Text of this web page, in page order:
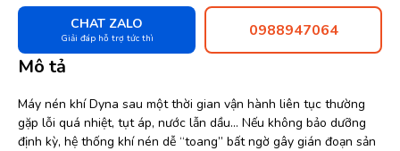
CHAT ZALO
Giải đáp hỗ trợ tức thì 0988947064
Mô tả
Máy nén khí Dyna sau một thời gian vận hành liên tục thường
gặp lỗi quá nhiệt, tụt áp, nước lẫn dầu… Nếu không bảo dưỡng
định kỳ, hệ thống khí nén dễ “toang” bất ngờ gây gián đoạn sản